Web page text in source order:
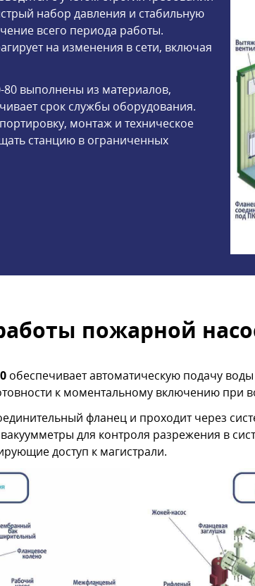
набор давления и стабильную
всего периода работы.
на изменения в сети, включая
выполнены из материалов,
срок службы оборудования.
монтаж и техническое
станцию в ограниченных
пожарной
обеспечивает автоматическую подачу
к моментальному включению при
фланец и проходит через
для контроля разрежения в
доступ к магистрали.